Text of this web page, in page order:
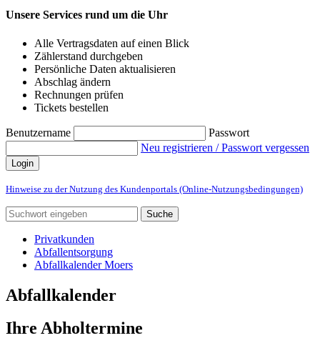
Unsere Services rund um die Uhr
Alle Vertragsdaten auf einen Blick
Zählerstand durchgeben
Persönliche Daten aktualisieren
Abschlag ändern
Rechnungen prüfen
Tickets bestellen
Benutzername
Passwort
Neu registrieren / Passwort vergessen
Login
Hinweise zu der Nutzung des Kundenportals (Online-Nutzungsbedingungen)
Suche
Privatkunden
Abfallentsorgung
Abfallkalender Moers
Abfallkalender
Ihre Abholtermine